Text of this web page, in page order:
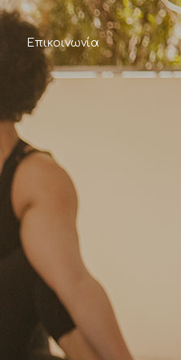
Επικοινωνία